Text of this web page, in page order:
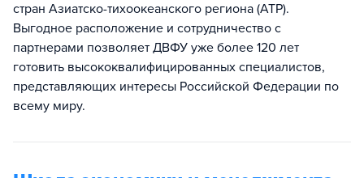
стран Азиатско-тихоокеанского региона (АТР).
Выгодное расположение и сотрудничество с
партнерами позволяет ДВФУ уже более 120 лет
готовить высококвалифицированных специалистов,
представляющих интересы Российской Федерации по
всему миру.